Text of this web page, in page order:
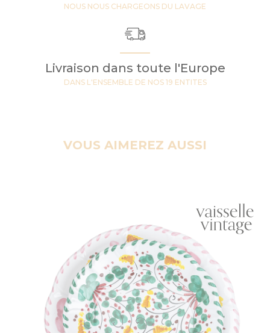
NOUS NOUS CHARGEONS DU LAVAGE
Livraison dans toute l'Europe
DANS L'ENSEMBLE DE NOS 19 ENTITES
VOUS AIMEREZ AUSSI